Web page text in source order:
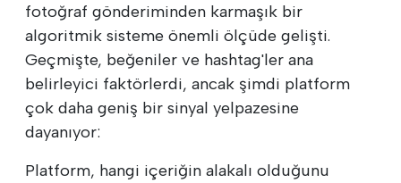
fotoğraf gönderiminden karmaşık bir
algoritmik sisteme önemli ölçüde gelişti.
Geçmişte, beğeniler ve hashtag'ler ana
belirleyici faktörlerdi, ancak şimdi platform
çok daha geniş bir sinyal yelpazesine
dayanıyor:
Platform, hangi içeriğin alakalı olduğunu